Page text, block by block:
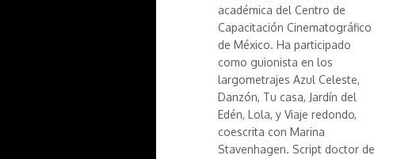
académica del Centro de
Capacitación Cinematográfico
de México. Ha participado
como guionista en los
largometrajes Azul Celeste,
Danzón, Tu casa, Jardín del
Edén, Lola, y Viaje redondo,
coescrita con Marina
Stavenhagen. Script doctor de